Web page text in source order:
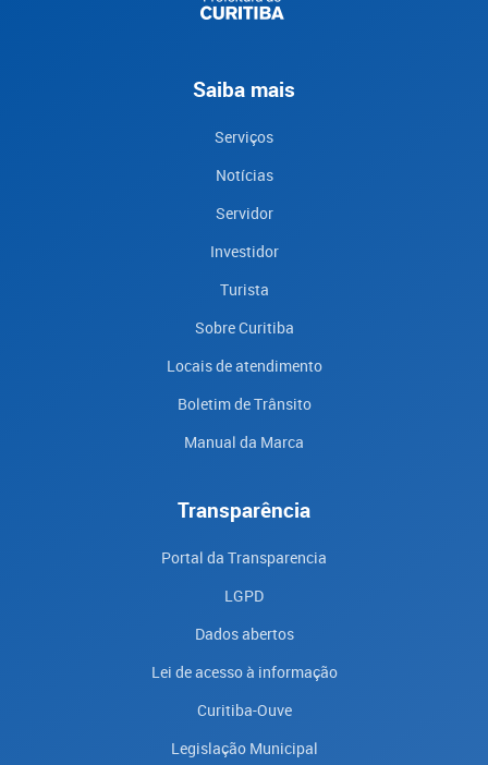
Saiba mais
Serviços
Notícias
Servidor
Investidor
Turista
Sobre Curitiba
Locais de atendimento
Boletim de Trânsito
Manual da Marca
Transparência
Portal da Transparencia
LGPD
Dados abertos
Lei de acesso à informação
Curitiba-Ouve
Legislação Municipal